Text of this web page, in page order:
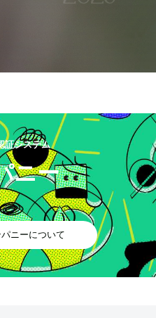
証システム
ニー
ニーについて